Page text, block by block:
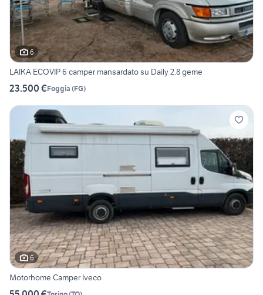
6
LAIKA ECOVIP 6 camper mansardato su Daily 2.8 geme
23.500 €Foggia (FG)
6
Motorhome Camper Iveco